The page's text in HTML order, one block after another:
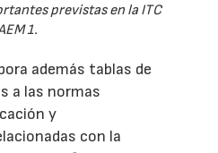
previstas en la ITC
1.
además tablas de
a las normas
y
con la